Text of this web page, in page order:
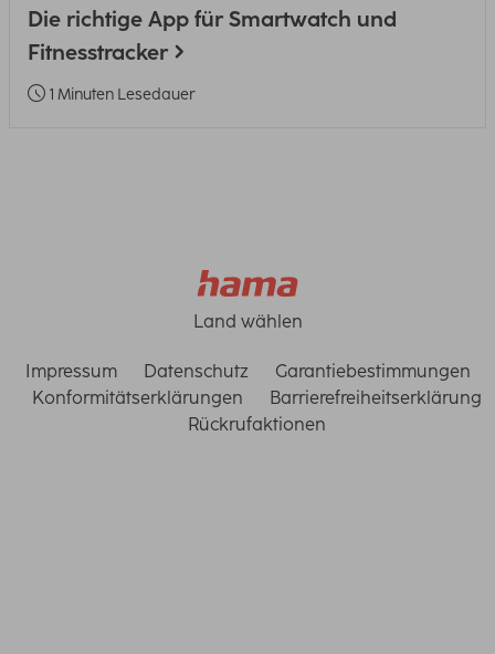
Die richtige App für Smartwatch und
Fitnesstracker
1 Minuten Lesedauer
Land wählen
Impressum Datenschutz
Garantiebestimmungen
Konformitätserklärungen
Barrierefreiheitserklärung
Rückrufaktionen